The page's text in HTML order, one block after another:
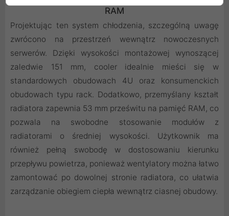
RAM
Projektując ten system chłodzenia, szczególną uwagę
zwrócono na przestrzeń wewnątrz nowoczesnych
serwerów. Dzięki wysokości montażowej wynoszącej
zaledwie 151 mm, cooler idealnie mieści się w
standardowych obudowach 4U oraz konsumenckich
obudowach typu rack. Dodatkowo, przemyślany kształt
radiatora zapewnia 53 mm prześwitu na pamięć RAM, co
pozwala na swobodne stosowanie modułów z
radiatorami o średniej wysokości. Użytkownik ma
również pełną swobodę w dostosowaniu kierunku
przepływu powietrza, ponieważ wentylatory można łatwo
zamontować po dowolnej stronie radiatora, co ułatwia
zarządzanie obiegiem ciepła wewnątrz ciasnej obudowy.